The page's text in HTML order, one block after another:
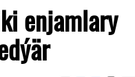
enjamlary